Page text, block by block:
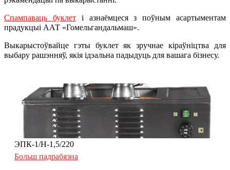
Спампаваць буклеті азнаёмцеся з поўным асартыментам
прадукцыі ААТ «Гомельгандальмаш».
Выкарыстоўвайце гэты буклет як зручнае кіраўніцтва для
выбару рашэнняў, якія ідэальна падыдуць для вашага бізнесу.
ЭПК-1/Н-1,5/220
Больш падрабязна